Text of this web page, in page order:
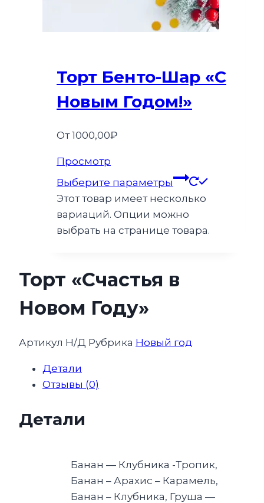
Торт Бенто-Шар «С
Новым Годом!»
От1000,00₽
Просмотр
Выберите параметры
Этот товар имеет несколько
вариаций. Опции можно
выбрать на странице товара.
Торт «Счастья в
Новом Году»
Артикул Н/Д Рубрика Новый год
Детали
Отзывы (0)
Детали
Банан — Клубника -Тропик,
Банан – Арахис – Карамель,
Банан – Клубника, Груша —